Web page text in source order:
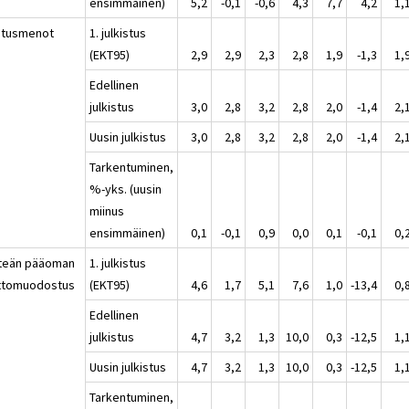
1. julkistus
(EKT95)
2,9 2,9 2,3 2,8 1,9 -1,3
Edellinen
julkistus
3,0 2,8 3,2 2,8 2,0 -1,4
Uusin julkistus
3,0 2,8 3,2 2,8 2,0 -1,4
Tarkentuminen,
%-yks. (uusin
miinus
ensimmäinen)
0,1 -0,1 0,9 0,0 0,1 -0,1
pääoman
1. julkistus
(EKT95)
4,6 1,7 5,1 7,6 1,0 -13,4
Edellinen
julkistus
4,7 3,2 1,3 10,0 0,3 -12,5
Uusin julkistus
4,7 3,2 1,3 10,0 0,3 -12,5
Tarkentuminen,